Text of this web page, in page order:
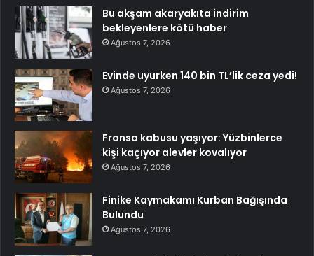
Bu akşam akaryakıta indirim
bekleyenlere kötü haber
Ağustos 7, 2026
Evinde uyurken 140 bin TL’lik ceza yedi!
Ağustos 7, 2026
Fransa kabusu yaşıyor: Yüzbinlerce
kişi kaçıyor alevler kovalıyor
Ağustos 7, 2026
Finike Kaymakamı Kurban Bağışında
Bulundu
Ağustos 7, 2026